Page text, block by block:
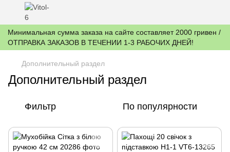
Минимальная сумма заказа на сайте составляет 2000 гривен /
ОТПРАВКА ЗАКАЗОВ В ТЕЧЕНИИ 1-3 РАБОЧИХ ДНЕЙ!
Дополнительный раздел
Дополнительный раздел
Фильтр По популярности